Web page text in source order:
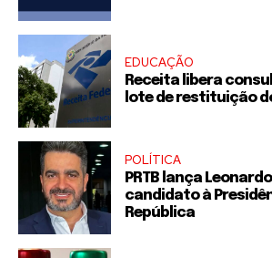
EDUCAÇÃO
Receita libera
lote de restituição
POLÍTICA
PRTB lança
candidato à
República